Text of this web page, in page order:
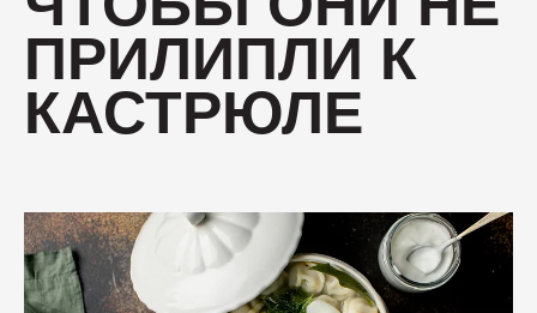
Вареные колбасы
Ветчины
Колбаса
Колбаса с/к Коньячная
230
ПРИЛИПЛИ К
КАСТРЮЛЕ